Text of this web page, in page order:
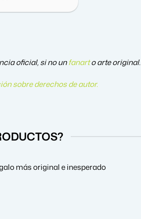
oficial, si no unfanart o arte original.
sobre derechos de autor.
más original e inesperado